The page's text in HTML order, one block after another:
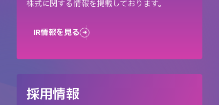
株式に関する情報を掲載しております。
IR情報を見る
採用情報